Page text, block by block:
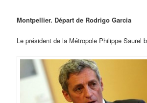
Montpellier. Départ de Rodrigo Garcia
Le président de la Métropole Philippe Saurel